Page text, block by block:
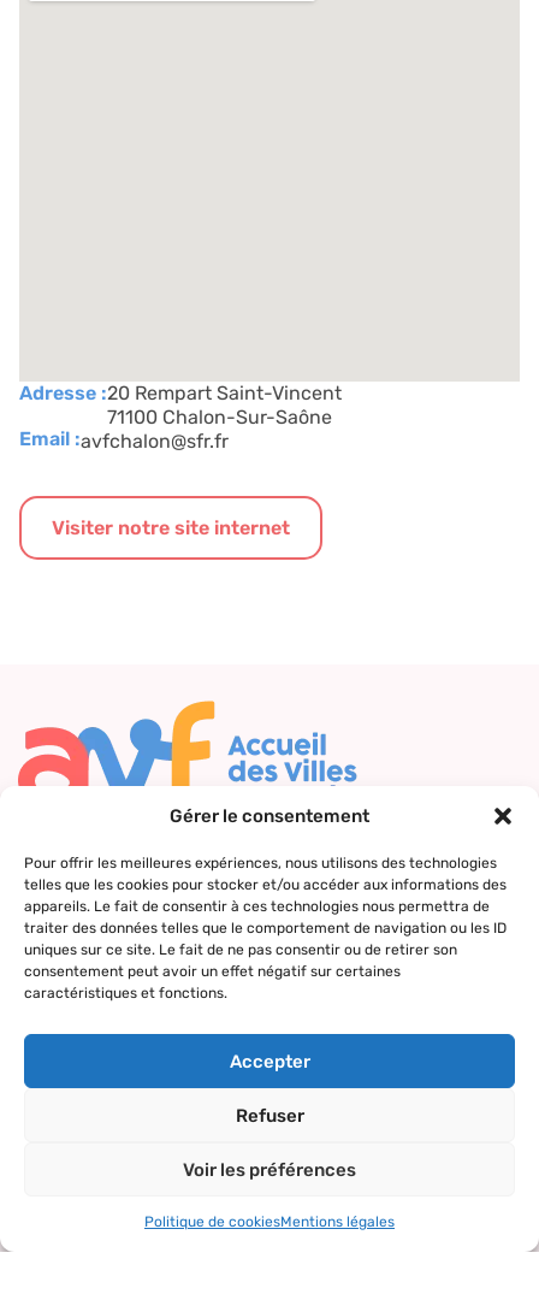
Gérer le consentement
Pour offrir les meilleures expériences, nous utilisons des technologies
telles que les cookies pour stocker et/ou accéder aux informations des
appareils. Le fait de consentir à ces technologies nous permettra de
traiter des données telles que le comportement de navigation ou les ID
uniques sur ce site. Le fait de ne pas consentir ou de retirer son
consentement peut avoir un effet négatif sur certaines
caractéristiques et fonctions.
Accepter
Refuser
Voir les préférences
Politique de cookiesMentions légales
Adresse :20 Rempart Saint-Vincent
71100 Chalon-Sur-Saône
Email :avfchalon@sfr.fr
Visiter notre site internet
Nous contacter
Qui sommes-
nous ?
Nos valeurs
La charte AVF
Nos actions
Accueil des
nouveaux
arrivants
Rencontres
Activités et
Le réseau
AVF
Répertoire
des AVF
réseau
Suivez-nous